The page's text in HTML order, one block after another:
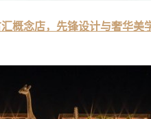
概念店，先锋设计与奢华美